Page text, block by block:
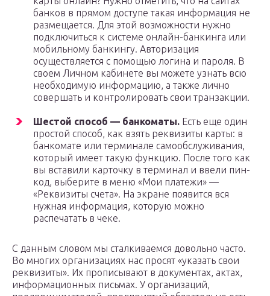
банков в прямом доступе такая информация не
размещается. Для этой возможности нужно
подключиться к системе онлайн-банкинга или
мобильному банкингу. Авторизация
осуществляется с помощью логина и пароля. В
своем Личном кабинете вы можете узнать всю
необходимую информацию, а также лично
совершать и контролировать свои транзакции.
Шестой способ — банкоматы. Есть еще один
простой способ, как взять реквизиты карты: в
банкомате или терминале самообслуживания,
который имеет такую функцию. После того как
вы вставили карточку в терминал и ввели пин-
код, выберите в меню «Мои платежи» —
«Реквизиты счета». На экране появится вся
нужная информация, которую можно
распечатать в чеке.
С данным словом мы сталкиваемся довольно часто.
Во многих организациях нас просят «указать свои
реквизиты». Их прописывают в документах, актах,
информационных письмах. У организаций,